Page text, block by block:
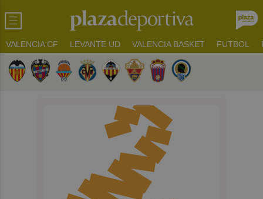
VALENCIA CF LEVANTE UD VALENCIA BASKET FUTBOL